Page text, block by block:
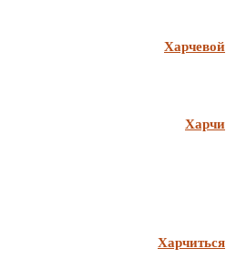
Харчевой
Харчи
Харчиться